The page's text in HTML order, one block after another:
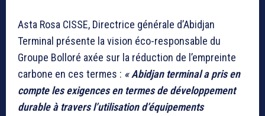
Asta Rosa CISSE, Directrice générale d’Abidjan
Terminal présente la vision éco-responsable du
Groupe Bolloré axée sur la réduction de l’empreinte
carbone en ces termes : « Abidjan terminal a pris en
compte les exigences en termes de développement
durable à travers l’utilisation d’équipements